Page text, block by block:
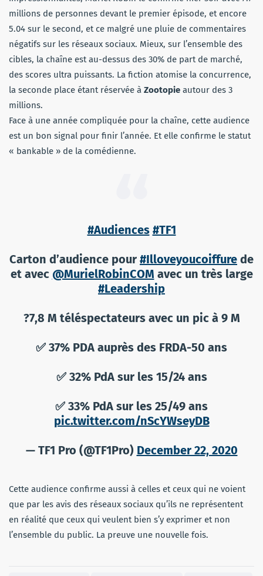
millions de personnes devant le premier épisode, et encore
5.04 sur le second, et ce malgré une pluie de commentaires
négatifs sur les réseaux sociaux. Mieux, sur l’ensemble des
cibles, la chaîne est au-dessus des 30% de part de marché,
des scores ultra puissants. La fiction atomise la concurrence,
la seconde place étant réservée à Zootopie autour des 3
millions.
Face à une année compliquée pour la chaîne, cette audience
est un bon signal pour finir l’année. Et elle confirme le statut
« bankable » de la comédienne.
#Audiences #TF1
Carton d’audience pour #Illoveyoucoiffure de
et avec @MurielRobinCOM avec un très large
#Leadership
?7,8 M téléspectateurs avec un pic à 9 M
✅ 37% PDA auprès des FRDA-50 ans
✅ 32% PdA sur les 15/24 ans
✅ 33% PdA sur les 25/49 ans
pic.twitter.com/nScYWseyDB
— TF1 Pro (@TF1Pro) December 22, 2020
Cette audience confirme aussi à celles et ceux qui ne voient
que par les avis des réseaux sociaux qu’ils ne représentent
en réalité que ceux qui veulent bien s’y exprimer et non
l’ensemble du public. La preuve une nouvelle fois.